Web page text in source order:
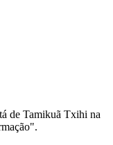
de Tamikuã Txihi na